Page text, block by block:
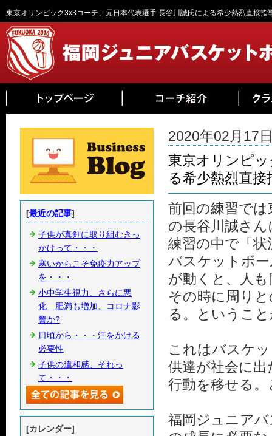
東京オリンピック3x3コーチ、元日本代表選手 長谷川誠氏による希少熱烈直接指
2020年02月17
東京オリンピ
る希少熱烈直接
前回の練習で
の長谷川誠さ
練習の中で「
バスケットボ
が動くと、人
その時に周り
る。というこ
これはバスケ
供達が社会に
行動を移せる
福岡ジュニア
[最近の記事]
子供が真剣に取り組むきっ
かけって・・・
寒いからこそ免疫力アップ
を・・・
小中学生視力、さらに悪
化 肥満も増加、コロナ影
響か?
日頃から・・・汗をかける
必要性
子供の違和感、それっ
て・・・
[カレンダー]